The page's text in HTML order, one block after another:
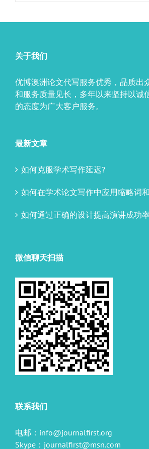
关于我们
优博澳洲论文代写服务优秀，品质出
和服务质量见长，多年以来坚持以诚
的态度为广大客户服务。
最新文章
如何克服学术写作延迟?
如何在学术论文写作中应用缩略词
如何通过正确的设计提高演讲成功
微信聊天扫描
联系我们
电邮： info@journalfirst.org
Skype： journalfirst@msn.com